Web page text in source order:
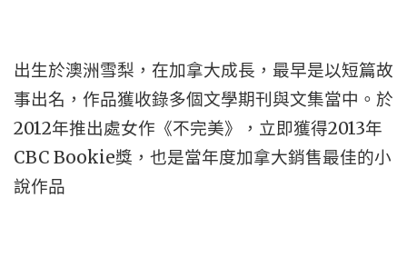
出生於澳洲雪梨，在加拿大成長，最早是以短篇故
事出名，作品獲收錄多個文學期刊與文集當中。於
2012年推出處女作《不完美》，立即獲得2013年
CBC Bookie獎，也是當年度加拿大銷售最佳的小
說作品